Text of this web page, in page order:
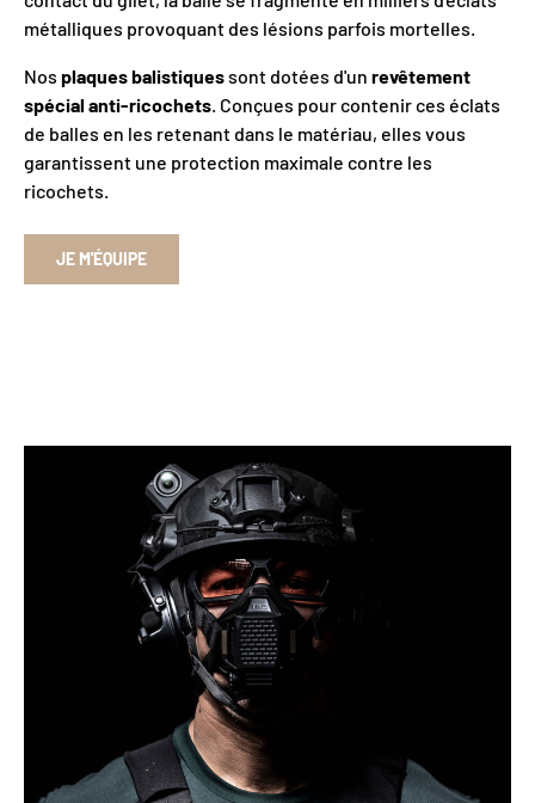
métalliques provoquant des lésions parfois mortelles.
Nos plaques balistiquessont dotées d'un revêtement
spécial anti-ricochets. Conçues pour contenir ces éclats
de balles en les retenant dans le matériau, elles vous
garantissent une protection maximale contre les
ricochets.
JE M'ÉQUIPE